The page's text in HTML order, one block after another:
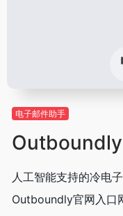
电子邮件助手
Outboundly
人工智能支持的冷电
Outboundly官网入口